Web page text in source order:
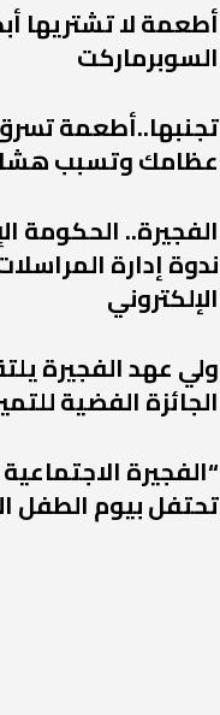
أطعمة لا تشتريها
السوبرماركت
تجنبها..أطعمة
عظامك وتسبب
الفجيرة.. الحكومة
ندوة إدارة
الإلكتروني
ولي عهد الفجيرة
الجائزة الفضية
“الفجيرة
تحتفل بيوم الطفل